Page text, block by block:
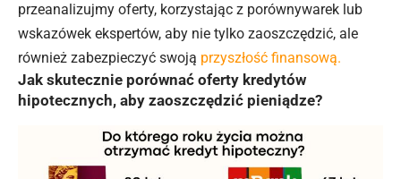
przeanalizujmy oferty, korzystając z porównywarek lub
wskazówek ekspertów, aby nie tylko zaoszczędzić, ale
również zabezpieczyć swoją przyszłość finansową.
Jak skutecznie porównać oferty kredytów
hipotecznych, aby zaoszczędzić pieniądze?